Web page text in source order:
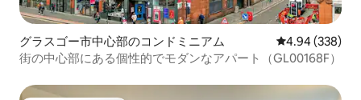
グラスゴー市中心部のコンドミニアム レビュー338
4.94 (338)
街の中心部にある個性的でモダンなアパート（GL00168F）